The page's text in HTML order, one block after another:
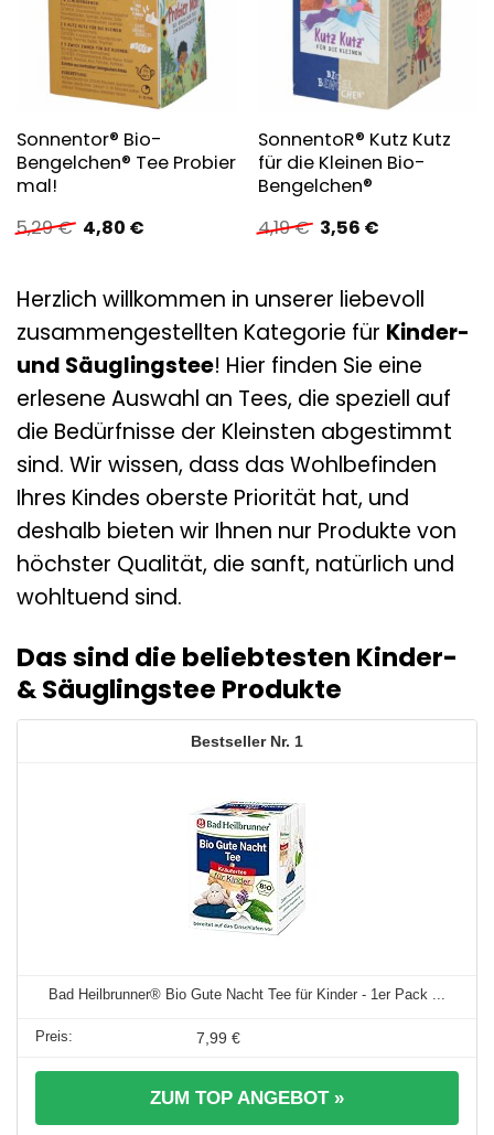
Sonnentor® Bio-
Bengelchen® Tee Probier
mal!
5,29€ Ursprünglicher
Preis
4,80 €Aktueller
SonnentoR® Kutz Kutz
für die Kleinen Bio-
Bengelchen®
4,19€ Ursprünglicher
Preis
3,56 €Aktueller
Herzlich willkommen in unserer liebevoll
zusammengestellten Kategorie für Kinder-
und Säuglingstee! Hier finden Sie eine
erlesene Auswahl an Tees, die speziell auf
die Bedürfnisse der Kleinsten abgestimmt
sind. Wir wissen, dass das Wohlbefinden
Ihres Kindes oberste Priorität hat, und
deshalb bieten wir Ihnen nur Produkte von
höchster Qualität, die sanft, natürlich und
wohltuend sind.
Das sind die beliebtesten Kinder-
& Säuglingstee Produkte
1
Bad Heilbrunner® Bio Gute Nacht Tee für Kinder - 1er Pack ...
7,99 €
ZUM TOP ANGEBOT »